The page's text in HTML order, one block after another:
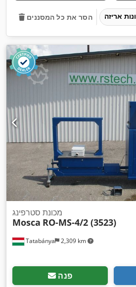
הסר את כל המסננים
Tatabánya 2,309 km
מכונת סטרפינג
Mosca RO-MS-4/2 (3523)
פנה